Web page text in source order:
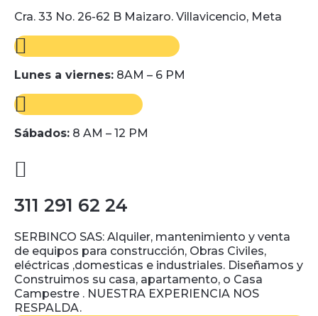
Cra. 33 No. 26-62 B Maizaro. Villavicencio, Meta
Lunes a viernes: 8AM – 6 PM
Sábados: 8 AM – 12 PM
311 291 62 24
SERBINCO SAS: Alquiler, mantenimiento y venta
de equipos para construcción, Obras Civiles,
eléctricas ,domesticas e industriales. Diseñamos y
Construimos su casa, apartamento, o Casa
Campestre . NUESTRA EXPERIENCIA NOS
RESPALDA.